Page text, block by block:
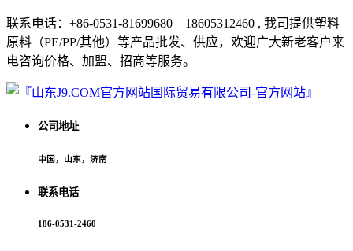
联系电话：+86-0531-81699680 18605312460 , 我司提供塑料
原料（PE/PP/其他）等产品批发、供应，欢迎广大新老客户来
电咨询价格、加盟、招商等服务。
公司地址
中国，山东，济南
联系电话
186-0531-2460